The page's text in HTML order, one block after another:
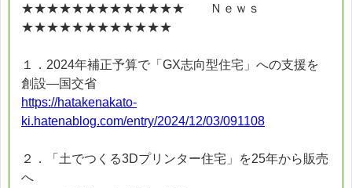
★★★★★★★★★★★★★ Ｎｅｗｓ
★★★★★★★★★★★★
１．2024年補正予算で「GX志向型住宅」への支援を
創設―国交省
https://hatakenakato-
ki.hatenablog.com/entry/2024/12/03/091108
２．「土でつくる3Dプリンター住宅」を25年から販売
へ